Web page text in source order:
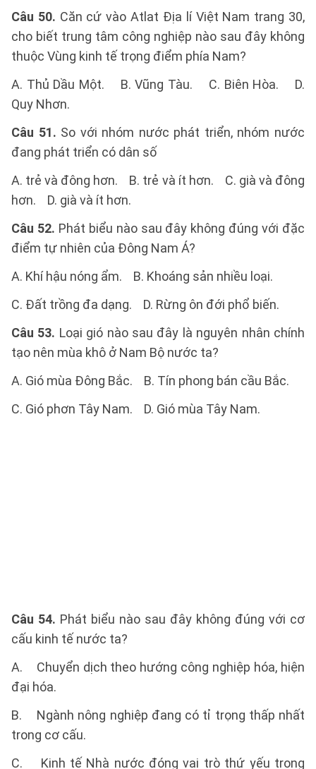
Câu 50. Căn cứ vào Atlat Địa lí Việt Nam trang 30,
cho biết trung tâm công nghiệp nào sau đây không
thuộc Vùng kinh tế trọng điểm phía Nam?
A. Thủ Dầu Một. B. Vũng Tàu. C. Biên Hòa. D.
Quy Nhơn.
Câu 51. So với nhóm nước phát triển, nhóm nước
đang phát triển có dân số
A. trẻ và đông hơn. B. trẻ và ít hơn. C. già và đông
hơn. D. già và ít hơn.
Câu 52. Phát biểu nào sau đây không đúng với đặc
điểm tự nhiên của Đông Nam Á?
A. Khí hậu nóng ẩm. B. Khoáng sản nhiều loại.
C. Đất trồng đa dạng. D. Rừng ôn đới phổ biến.
Câu 53. Loại gió nào sau đây là nguyên nhân chính
tạo nên mùa khô ở Nam Bộ nước ta?
A. Gió mùa Đông Bắc. B. Tín phong bán cầu Bắc.
C. Gió phơn Tây Nam. D. Gió mùa Tây Nam.
Câu 54. Phát biểu nào sau đây không đúng với cơ
cấu kinh tế nước ta?
A. Chuyển dịch theo hướng công nghiệp hóa, hiện
đại hóa.
B. Ngành nông nghiệp đang có tỉ trọng thấp nhất
trong cơ cấu.
C. Kinh tế Nhà nước đóng vai trò thứ yếu trong